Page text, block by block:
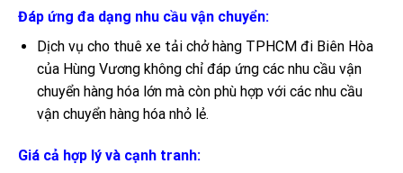
Đáp ứng đa dạng nhu cầu vận chuyển:
Dịch vụ cho thuê xe tải chở hàng TPHCM đi Biên Hòa
của Hùng Vương không chỉ đáp ứng các nhu cầu vận
chuyển hàng hóa lớn mà còn phù hợp với các nhu cầu
vận chuyển hàng hóa nhỏ lẻ.
Giá cả hợp lý và cạnh tranh: